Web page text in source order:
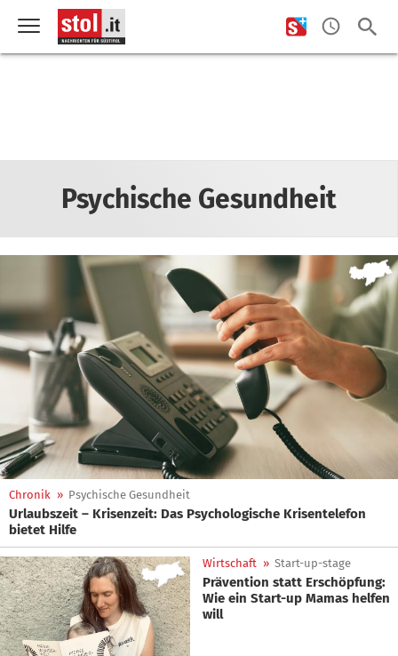
Psychische Gesundheit
Chronik » Psychische Gesundheit
Urlaubszeit – Krisenzeit: Das Psychologische Krisentelefon
bietet Hilfe
Wirtschaft » Start-up-stage
Prävention statt Erschöpfung:
Wie ein Start-up Mamas helfen
will